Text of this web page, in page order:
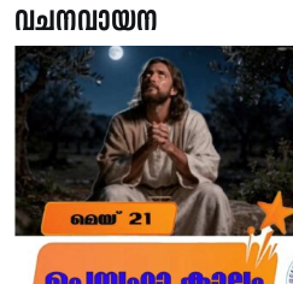
വചനവായന